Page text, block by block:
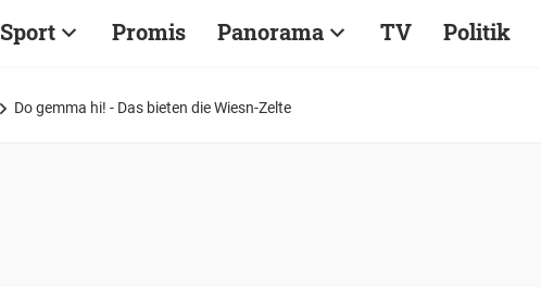
Sport Promis Panorama TV Politik
Do gemma hi! - Das bieten die Wiesn-Zelte